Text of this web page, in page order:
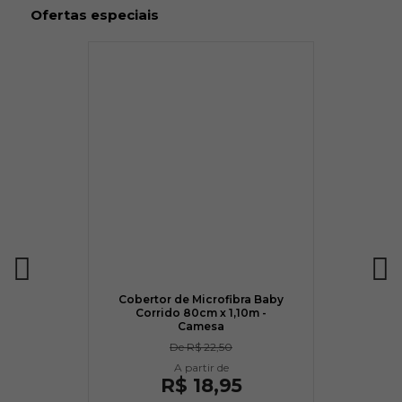
Ofertas especiais
Cobertor de Microfibra Baby
Corrido 80cm x 1,10m -
Camesa
DeR$ 22,50
R$ 18,95